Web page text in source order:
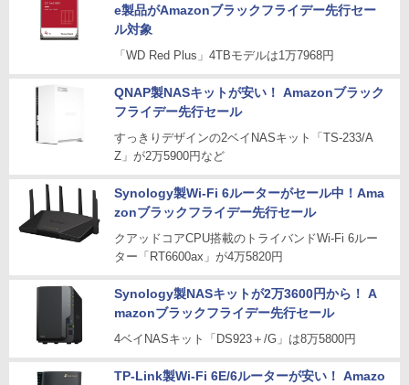
e製品がAmazonブラックフライデー先行セー
ル対象
「WD Red Plus」4TBモデルは1万7968円
QNAP製NASキットが安い！ Amazonブラック
フライデー先行セール
すっきりデザインの2ベイNASキット「TS-233/A
Z」が2万5900円など
Synology製Wi-Fi 6ルーターがセール中！Ama
zonブラックフライデー先行セール
クアッドコアCPU搭載のトライバンドWi-Fi 6ルー
ター「RT6600ax」が4万5820円
Synology製NASキットが2万3600円から！ A
mazonブラックフライデー先行セール
4ベイNASキット「DS923＋/G」は8万5800円
TP-Link製Wi-Fi 6E/6ルーターが安い！ Amazo